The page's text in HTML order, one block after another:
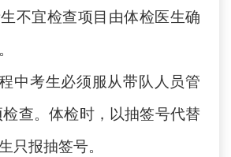
不宜检查项目由体检医生确
中考生必须服从带队人员管
查。体检时，以抽签号代替
只报抽签号。